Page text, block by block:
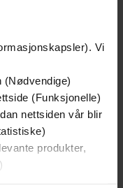
Vi
(Nødvendige)
(Funksjonelle)
nettsiden vår blir
produkter,